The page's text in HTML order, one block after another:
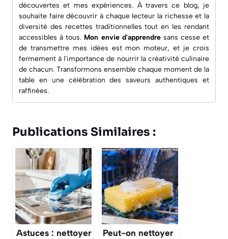
découvertes et mes expériences. À travers ce blog, je
souhaite faire découvrir à chaque lecteur la richesse et la
diversité des recettes traditionnelles tout en les rendant
accessibles à tous. Mon envie d'apprendresans cesse et
de transmettre mes idées est mon moteur, et je crois
fermement à l'importance de nourrir la créativité culinaire
de chacun. Transformons ensemble chaque moment de la
table en une célébration des saveurs authentiques et
raffinées.
Publications Similaires :
Astuces : nettoyer
Peut-on nettoyer